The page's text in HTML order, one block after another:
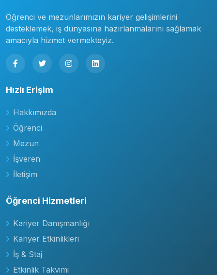
Öğrenci ve mezunlarımızın kariyer gelişimlerini
desteklemek, iş dünyasına hazırlanmalarını sağlamak
amacıyla hizmet vermekteyiz.
Hızlı Erişim
Hakkımızda
Öğrenci
Mezun
İşveren
İletişim
Öğrenci Hizmetleri
Kariyer Danışmanlığı
Kariyer Etkinlikleri
İş & Staj
Etkinlik Takvimi